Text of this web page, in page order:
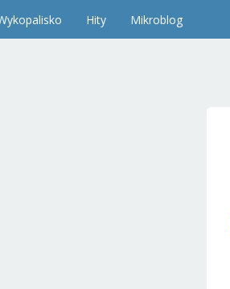
Hity Mikroblog